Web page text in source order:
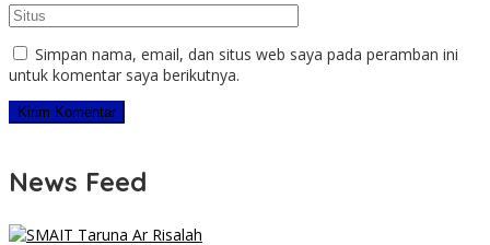
Simpan nama, email, dan situs web saya pada peramban ini
untuk komentar saya berikutnya.
News Feed